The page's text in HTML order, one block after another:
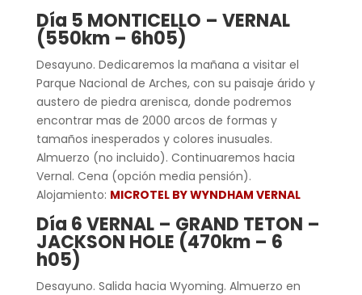
Día 5 MONTICELLO – VERNAL
(550km – 6h05)
Desayuno. Dedicaremos la mañana a visitar el
Parque Nacional de Arches, con su paisaje árido y
austero de piedra arenisca, donde podremos
encontrar mas de 2000 arcos de formas y
tamaños inesperados y colores inusuales.
Almuerzo (no incluido). Continuaremos hacia
Vernal. Cena (opción media pensión).
Alojamiento: MICROTEL BY WYNDHAM VERNAL
Día 6 VERNAL – GRAND TETON –
JACKSON HOLE (470km – 6
h05)
Desayuno. Salida hacia Wyoming. Almuerzo en